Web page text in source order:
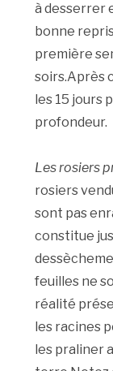
à desserrer
bonne
première
soirs.Après
les 15 jours
profondeur.
Les rosiers
rosiers
sont pas
constitue
feuilles ne
réalité
les racines
les praliner